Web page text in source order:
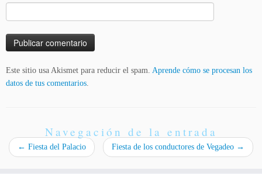
Este sitio usa Akismet para reducir el spam. Aprende cómo se procesan los
datos de tus comentarios
Navegación de la entrada
← Fiesta del Palacio Fiesta de los conductores de Vegadeo →